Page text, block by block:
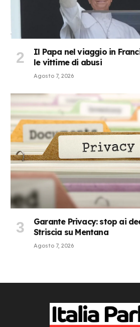
Il Papa nel viaggio in
le vittime di abusi
Agosto 7, 2026
Garante Privacy: stop ai
Striscia su Mentana
Agosto 7, 2026